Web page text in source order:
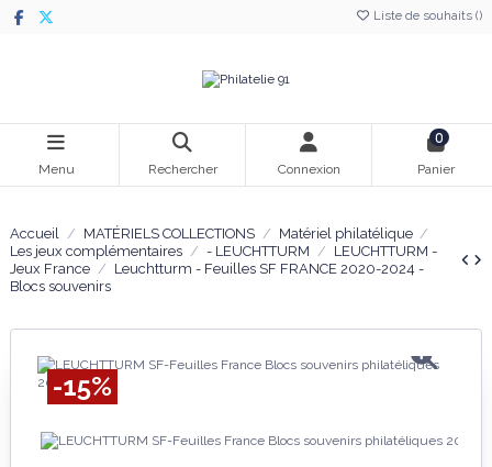
Liste de souhaits ()
Menu Rechercher Connexion
0
Panier
Accueil MATÉRIELS COLLECTIONS
Matériel philatélique
Les jeux complémentaires
- LEUCHTTURM
LEUCHTTURM -
Jeux France
Leuchtturm - Feuilles SF FRANCE 2020-2024 -
Blocs souvenirs
-15%